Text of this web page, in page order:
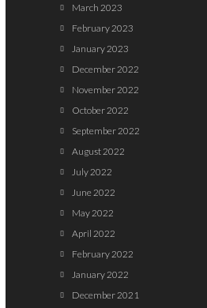
March 2023
February 2023
January 2023
December 2022
November 2022
October 2022
September 2022
August 2022
July 2022
June 2022
May 2022
April 2022
February 2022
January 2022
December 2021